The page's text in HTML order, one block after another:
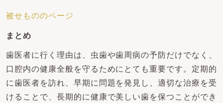
被せもののページ
まとめ
歯医者に行く理由は、虫歯や歯周病の予防だけでなく、
口腔内の健康全般を守るためにとても重要です。定期的
に歯医者を訪れ、早期に問題を発見し、適切な治療を受
けることで、長期的に健康で美しい歯を保つことができ